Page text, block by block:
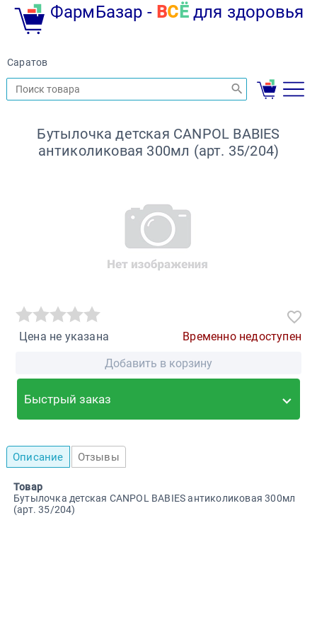
ФармБазар - ВС Ёдля здоровья
Саратов
Бутылочка детская CANPOL BABIES
антиколиковая 300мл (арт. 35/204)
Цена не указана
Временно недоступен
Добавить в корзину
Быстрый заказ
Описание Отзывы
Товар
Бутылочка детская CANPOL BABIES антиколиковая 300мл
(арт. 35/204)